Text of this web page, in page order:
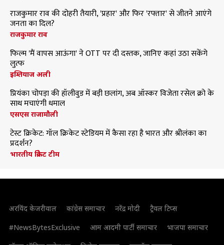
राजकुमार राव की दोहरी तैयारी, 'प्रहार' और फिर 'रफ्तार' से जीतने आएंगे
जनता का दिल?
राजकुमार राव
फिल्म 'मैं वापस आऊंगा' ने OTT पर दी दस्तक, जानिए कहां उठा सकेंगे
लुत्फ
इम्तियाज अली
प्रियंका चोपड़ा की हॉलीवुड में बड़ी छलांग, अब ऑस्कर विजेता रसेल क्रो के
साथ मचाएंगी धमाल
एसएस राजामौली
टेस्ट क्रिकेट: गॉल क्रिकेट स्टेडियम में कैसा रहा है भारत और श्रीलंका का
प्रदर्शन?
भारतीय क्रिकेट टीम
अरविंद केजरीवाल कांग्रेस समाचार नरेंद्र मोदी
ट्रैवल टिप्स
#NewsBytesExclusive
आम आदमी पार्टी समाचार
भाजपा समाचार